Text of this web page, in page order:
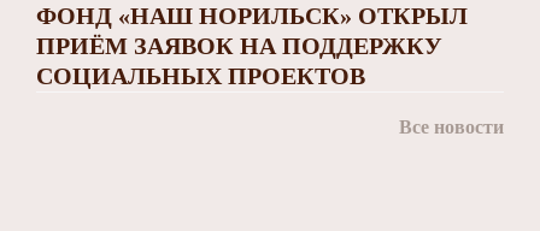
ФОНД «НАШ НОРИЛЬСК» ОТКРЫЛ
ПРИЁМ ЗАЯВОК НА ПОДДЕРЖКУ
СОЦИАЛЬНЫХ ПРОЕКТОВ
Все новости